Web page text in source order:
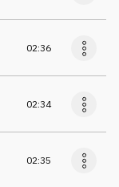
02:36
02:34
02:35